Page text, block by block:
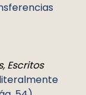
Escritos